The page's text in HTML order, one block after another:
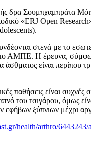
δρα Σουμπχαμπράτα
«ERJ Open
στενά με το
ΑΜΠΕ. Η έρευνα,
είναι περίπου
παθήσεις είναι συχνές
του τσιγάρου, όμως
ξύπνιων μέχρι
health/arthro/